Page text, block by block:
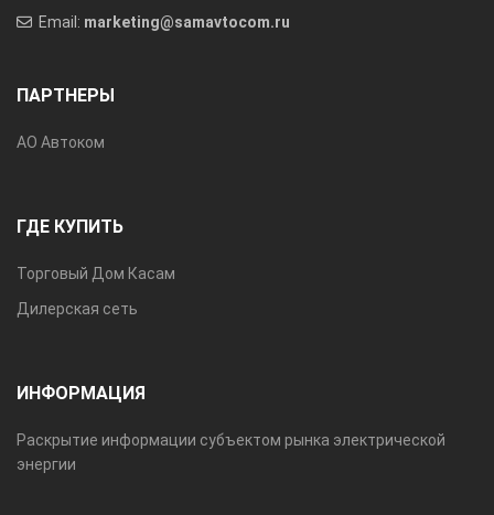
Email: marketing@samavtocom.ru
ПАРТНЕРЫ
АО Автоком
ГДЕ КУПИТЬ
Торговый Дом Касам
Дилерская сеть
ИНФОРМАЦИЯ
Раскрытие информации субъектом рынка электрической
энергии